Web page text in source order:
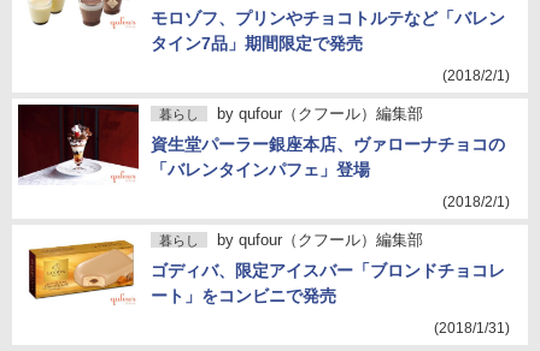
モロゾフ、プリンやチョコトルテなど「バレン
タイン7品」期間限定で発売
(2018/2/1)
暮らし by qufour（クフール）編集部
資生堂パーラー銀座本店、ヴァローナチョコの
「バレンタインパフェ」登場
(2018/2/1)
暮らし by qufour（クフール）編集部
ゴディバ、限定アイスバー「ブロンドチョコレ
ート」をコンビニで発売
(2018/1/31)